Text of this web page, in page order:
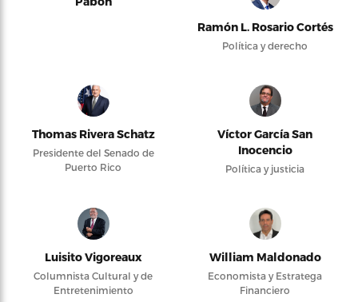
Ramón L. Rosario Cortés
Política y derecho
Thomas Rivera Schatz
Presidente del Senado de
Puerto Rico
Víctor García San
Inocencio
Política y justicia
Luisito Vigoreaux
Columnista Cultural y de
Entretenimiento
William Maldonado
Economista y Estratega
Financiero